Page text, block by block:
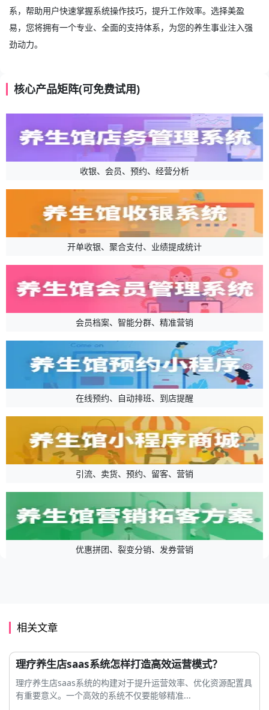
系，帮助用户快速掌握系统操作技巧，提升工作效率。选择美盈
易，您将拥有一个专业、全面的支持体系，为您的养生事业注入强
劲动力。
核心产品矩阵(可免费试用)
收银、会员、预约、经营分析
开单收银、聚合支付、业绩提成统计
会员档案、智能分群、精准营销
在线预约、自动排班、到店提醒
引流、卖货、预约、留客、营销
优惠拼团、裂变分销、发券营销
相关文章
理疗养生店saas系统怎样打造高效运营模式？
理疗养生店saas系统的构建对于提升运营效率、优化资源配置具
有重要意义。一个高效的系统不仅要能够精准...